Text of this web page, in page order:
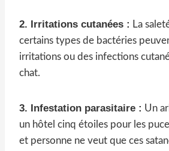
2. Irritations cutanées : La
certains types de bactéries
irritations ou des infections
chat.
3. Infestation parasitaire : Un
un hôtel cinq étoiles pour les
et personne ne veut que ces